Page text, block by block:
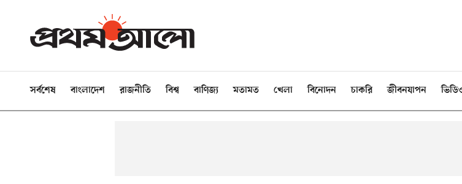
সর্বশেষ বাংলাদেশ রাজনীতি বিশ্ব বাণিজ্য মতামত খেলা বিনোদন চাকরি জীবনযাপন